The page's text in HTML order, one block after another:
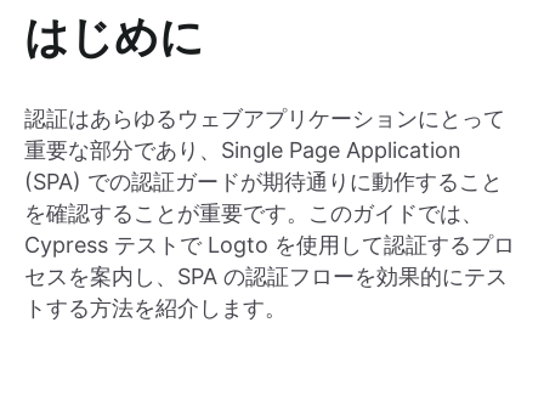
はじめに
認証はあらゆるウェブアプリケーションにとって
重要な部分であり、Single Page Application
(SPA) での認証ガードが期待通りに動作すること
を確認することが重要です。このガイドでは、
Cypress テストで Logto を使用して認証するプロ
セスを案内し、SPA の認証フローを効果的にテス
トする方法を紹介します。